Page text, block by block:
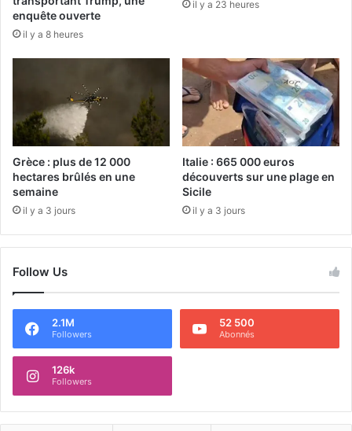
enquête ouverte
il y a 8 heures
il y a 23 heures
Grèce : plus de 12 000
hectares brûlés en une
semaine
il y a 3 jours
Italie : 665 000 euros
découverts sur une plage en
Sicile
il y a 3 jours
Follow Us
2.1M
Followers
52 500
Abonnés
126k
Followers